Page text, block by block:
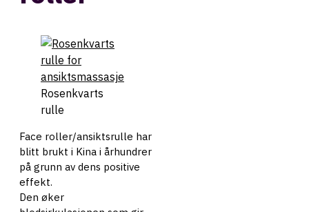
Rosenkvarts
rulle
Face roller/ansiktsrulle har
blitt brukt i Kina i århundrer
på grunn av dens positive
effekt.
Den øker